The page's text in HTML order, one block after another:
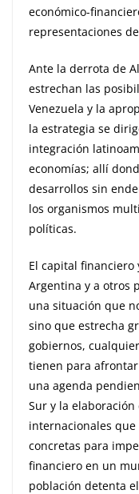
económico-
representaciones
Ante la derrota de
estrechan las
Venezuela y la
la estrategia se
integración
economías; allí
desarrollos sin
los organismos
políticas.
El capital financiero
Argentina y a otros
una situación que
sino que estrecha
gobiernos,
tienen para
una agenda
Sur y la
internacionales
concretas para
financiero en un
población detenta